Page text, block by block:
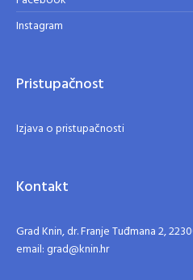
Instagram
Pristupačnost
Izjava o pristupačnosti
Kontakt
Grad Knin, dr. Franje Tuđmana 2,
email: grad@knin.hr